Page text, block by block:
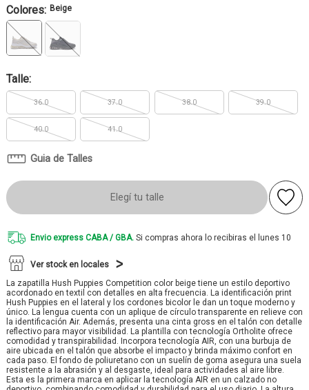
Colores: Beige
Talle:
36.0 37.0 38.0 39.0
40.0 41.0
Guia de Talles
Elegí tu talle
Envio express CABA / GBA. Si compras ahora lo recibiras el lunes 10
Ver stock en locales
La zapatilla Hush Puppies Competition color beige tiene un estilo deportivo
acordonado en textil con detalles en alta frecuencia. La identificación print
Hush Puppies en el lateral y los cordones bicolor le dan un toque moderno y
único. La lengua cuenta con un aplique de círculo transparente en relieve con
la identificación Air. Además, presenta una cinta gross en el talón con detalle
reflectivo para mayor visibilidad. La plantilla con tecnología Ortholite ofrece
comodidad y transpirabilidad. Incorpora tecnología AIR, con una burbuja de
aire ubicada en el talón que absorbe el impacto y brinda máximo confort en
cada paso. El fondo de poliuretano con un suelín de goma asegura una suela
resistente a la abrasión y al desgaste, ideal para actividades al aire libre.
Esta es la primera marca en aplicar la tecnología AIR en un calzado no